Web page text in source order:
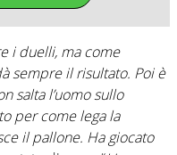
i duelli, ma come
sempre il risultato. Poi è
salta l’uomo sullo
per come lega la
il pallone. Ha giocato